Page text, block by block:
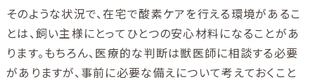
そのような状況で、在宅で酸素ケアを行える環境があるこ
とは、飼い主様にとってひとつの安心材料になることがあ
ります。もちろん、医療的な判断は獣医師に相談する必要
がありますが、事前に必要な備えについて考えておくこと